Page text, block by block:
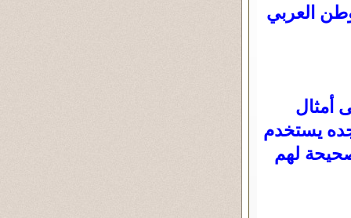
العربي
أمثال
يستخدم
لهم